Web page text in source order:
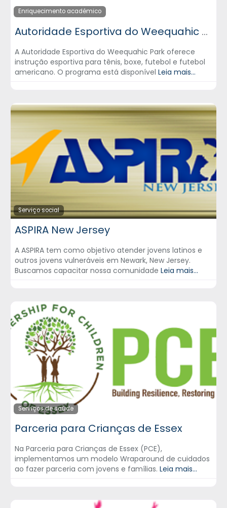
Enriquecimento académico
Autoridade Esportiva do Weequahic Park
A Autoridade Esportiva do Weequahic Park oferece
instrução esportiva para tênis, boxe, futebol e futebol
americano. O programa está disponível Leia mais...
Serviço social
ASPIRA New Jersey
A ASPIRA tem como objetivo atender jovens latinos e
outros jovens vulneráveis em Newark, New Jersey.
Buscamos capacitar nossa comunidade Leia mais...
Serviços de saúde
Parceria para Crianças de Essex
Na Parceria para Crianças de Essex (PCE),
implementamos um modelo Wraparound de cuidados
ao fazer parceria com jovens e famílias. Leia mais...